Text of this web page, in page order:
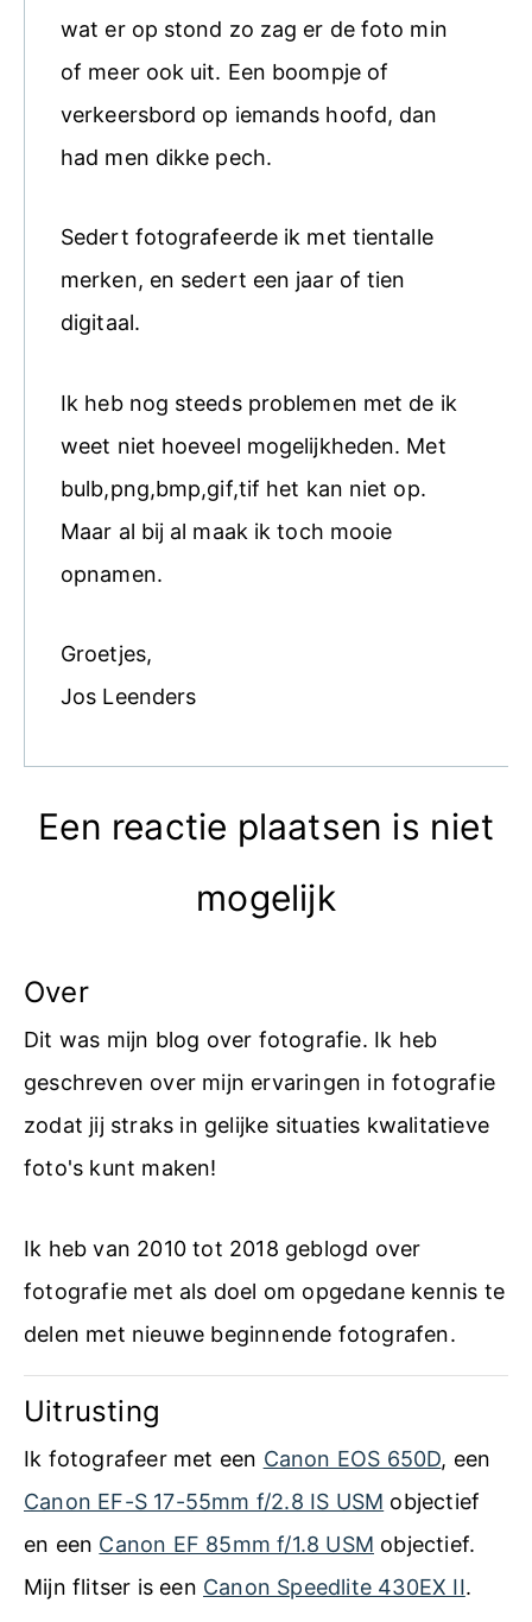
wat er op stond zo zag er de foto min
of meer ook uit. Een boompje of
verkeersbord op iemands hoofd, dan
had men dikke pech.
Sedert fotografeerde ik met tientalle
merken, en sedert een jaar of tien
digitaal.
Ik heb nog steeds problemen met de ik
weet niet hoeveel mogelijkheden. Met
bulb,png,bmp,gif,tif het kan niet op.
Maar al bij al maak ik toch mooie
opnamen.
Groetjes,
Jos Leenders
Een reactie plaatsen is niet
mogelijk
Over
Dit was mijn blog over fotografie. Ik heb
geschreven over mijn ervaringen in fotografie
zodat jij straks in gelijke situaties kwalitatieve
foto's kunt maken!
Ik heb van 2010 tot 2018 geblogd over
fotografie met als doel om opgedane kennis te
delen met nieuwe beginnende fotografen.
Uitrusting
Ik fotografeer met een Canon EOS 650D, een
Canon EF-S 17-55mm f/2.8 IS USM objectief
en een Canon EF 85mm f/1.8 USM objectief.
Mijn flitser is een Canon Speedlite 430EX II.